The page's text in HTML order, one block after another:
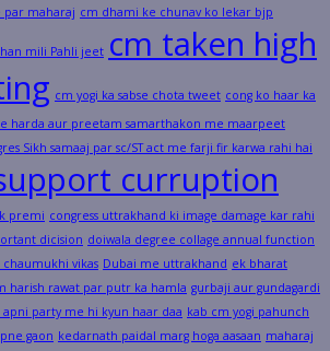
par maharaj cm dhami ke chunav ko lekar bjp
mili Pahli jeet cm taken high
cm yogi ka sabse chota tweet cong ko haar ka
harda aur preetam samarthakon me maarpeet
Sikh samaaj par sc/ST act me farji fir karwa rahi hai
curruption
premi congress uttrakhand ki image damage kar rahi
dicision doiwala degree collage annual function
vikas Dubai me uttrakhand ek bharat
harish rawat par putr ka hamla gurbaji aur gundagardi
apni party me hi kyun haar daa kab cm yogi pahunch
gaon kedarnath paidal marg hoga aasaan maharaj